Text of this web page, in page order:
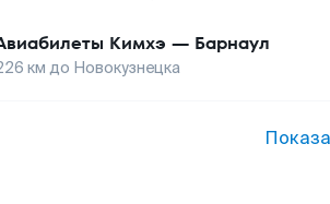
Кимхэ — Барнаул
км до Новокузнецка